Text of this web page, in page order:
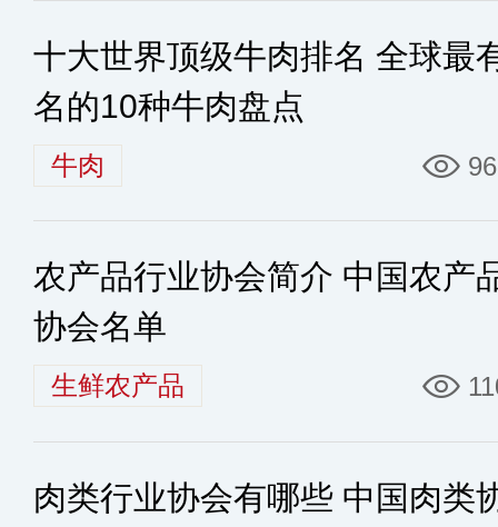
十大世界顶级牛肉排名 全球最
名的10种牛肉盘点
牛肉
农产品行业协会简介 中国农产
协会名单
生鲜农产品
肉类行业协会有哪些 中国肉类